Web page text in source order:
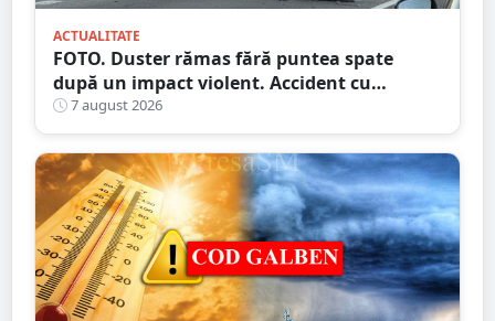
ACTUALITATE
FOTO. Duster rămas fără puntea spate
după un impact violent. Accident cu
implicarea unei mașini din Satu Mare
7 august 2026